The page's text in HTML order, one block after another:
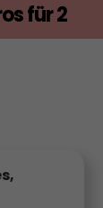
für 2